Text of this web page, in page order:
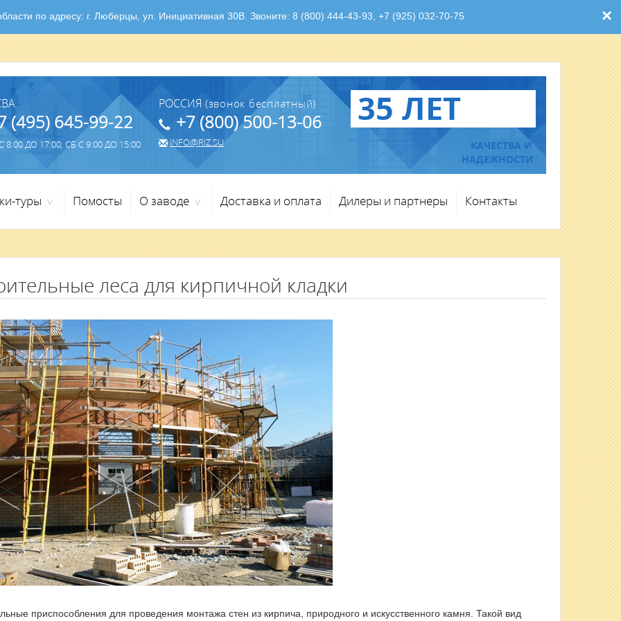
×
по адресу: г. Люберцы, ул. Инициативная 30В. Звоните: 8 (800) 444-43-93, +7 (925) 032-70-75
35 ЛЕТ
КАЧЕСТВА И
НАДЕЖНОСТИ
(495) 645-99-22
8:00 ДО 17:00, СБ С 9:00 ДО 15:00
РОССИЯ (звонок бесплатный)
+7 (800) 500-13-06
INFO@RIZ.SU
>
туры Помосты >
О заводе Доставка и оплата Дилеры и партнеры Контакты
леса для кирпичной кладки
приспособления для проведения монтажа стен из кирпича, природного и искусственного камня. Такой вид